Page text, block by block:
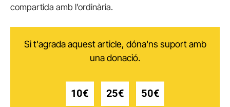
compartida amb l’ordinària.
Si t'agrada aquest article, dóna'ns suport amb
una donació.
10€ 25€ 50€